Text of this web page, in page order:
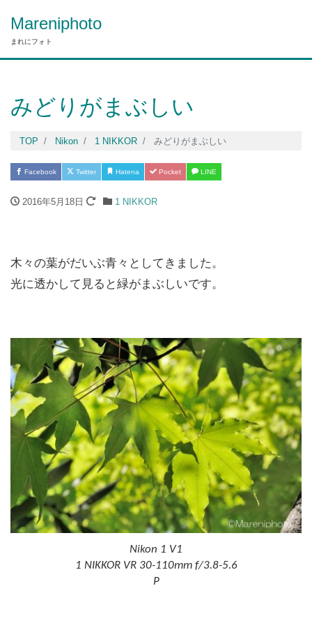
Mareniphoto
まれにフォト
みどりがまぶしい
TOP Nikon 1 NIKKOR みどりがまぶしい
Facebook Twitter Hatena Pocket LINE
2016年5月18日 1 NIKKOR
木々の葉がだいぶ青々としてきました。
光に透かして見ると緑がまぶしいです。
Nikon 1 V1
1 NIKKOR VR 30-110mm f/3.8-5.6
P